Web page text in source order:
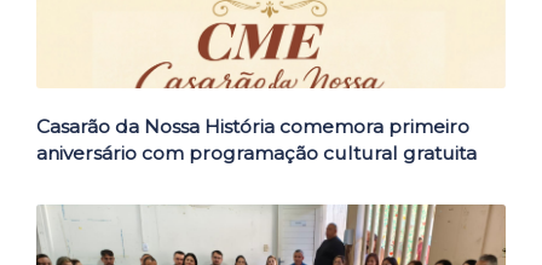
Casarão da Nossa História comemora primeiro
aniversário com programação cultural gratuita